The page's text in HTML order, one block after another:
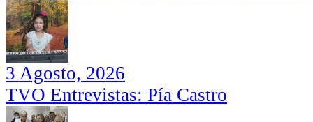
3 Agosto, 2026
TVO Entrevistas: Pía Castro